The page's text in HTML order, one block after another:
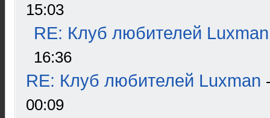
15:03
RE: Клуб любителей Luxman
16:36
RE: Клуб любителей Luxman
00:09